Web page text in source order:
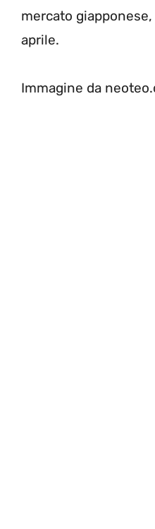
mercato
aprile.
Immagine da